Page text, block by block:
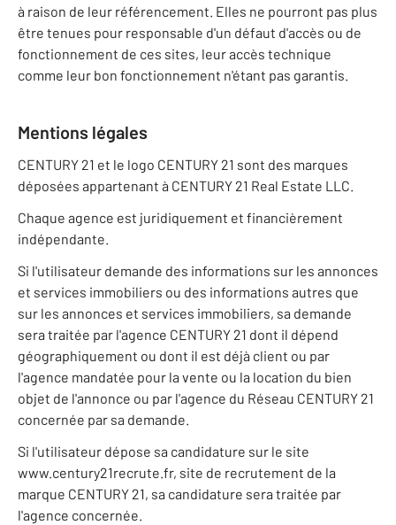
à raison de leur référencement. Elles ne pourront pas plus
être tenues pour responsable d'un défaut d'accès ou de
fonctionnement de ces sites, leur accès technique
comme leur bon fonctionnement n'étant pas garantis.
Mentions légales
CENTURY 21 et le logo CENTURY 21 sont des marques
déposées appartenant à CENTURY 21 Real Estate LLC.
Chaque agence est juridiquement et financièrement
indépendante.
Si l'utilisateur demande des informations sur les annonces
et services immobiliers ou des informations autres que
sur les annonces et services immobiliers, sa demande
sera traitée par l'agence CENTURY 21 dont il dépend
géographiquement ou dont il est déjà client ou par
l'agence mandatée pour la vente ou la location du bien
objet de l'annonce ou par l'agence du Réseau CENTURY 21
concernée par sa demande.
Si l'utilisateur dépose sa candidature sur le site
www.century21recrute.fr, site de recrutement de la
marque CENTURY 21, sa candidature sera traitée par
l'agence concernée.